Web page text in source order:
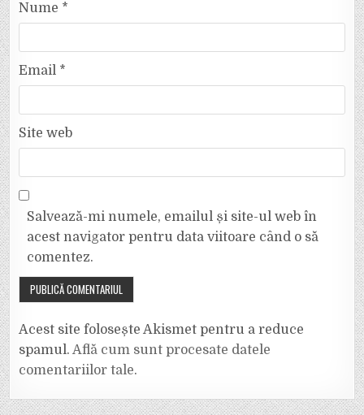
Nume *
Email *
Site web
Salvează-mi numele, emailul și site-ul web în
acest navigator pentru data viitoare când o să
comentez.
Acest site folosește Akismet pentru a reduce
spamul.Află cum sunt procesate datele
comentariilor tale.